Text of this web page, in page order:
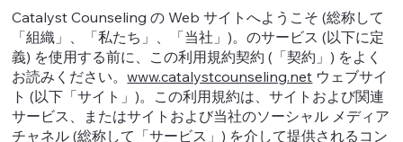
Catalyst Counseling の Web サイトへようこそ (総称して
「組織」、「私たち」、「当社」)。のサービス (以下に定
義) を使用する前に、この利用規約契約 (「契約」) をよく
お読みください。www.catalystcounseling.net ウェブサイ
ト (以下「サイト」)。この利用規約は、サイトおよび関連
サービス、またはサイトおよび当社のソーシャル メディア
チャネル (総称して「サービス」) を介して提供されるコン